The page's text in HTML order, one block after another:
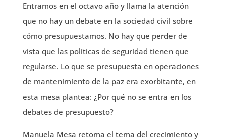
Entramos en el octavo año y llama la atención
que no hay un debate en la sociedad civil sobre
cómo presupuestamos. No hay que perder de
vista que las políticas de seguridad tienen que
regularse. Lo que se presupuesta en operaciones
de mantenimiento de la paz era exorbitante, en
esta mesa plantea: ¿Por qué no se entra en los
debates de presupuesto?
Manuela Mesa retoma el tema del crecimiento y